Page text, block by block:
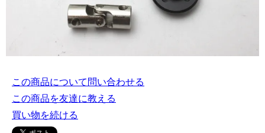
この商品について問い合わせる
この商品を友達に教える
買い物を続ける